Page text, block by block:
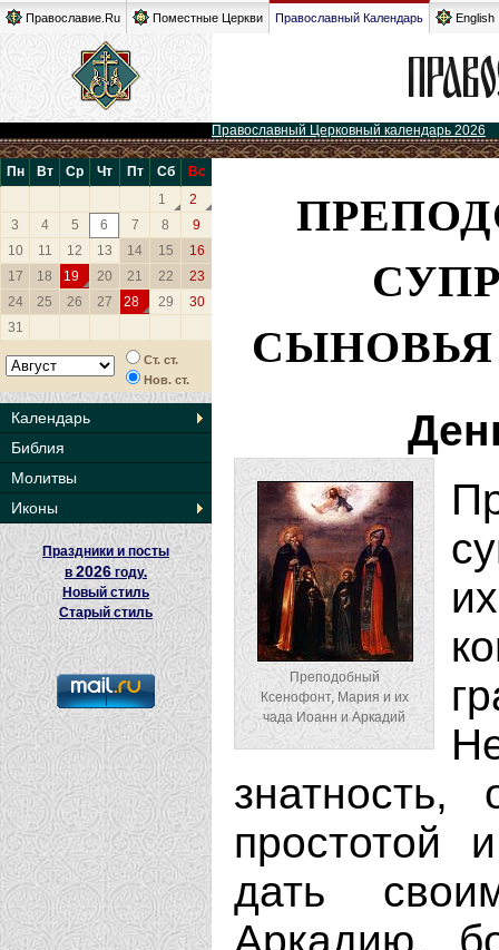
Православие.Ru Поместные Церкви Православный Календарь English
Православный Церковный календарь 2026
Пн Вт Ср Чт Пт Сб
Вс
1
2
3
4 5 6 7 8
9
10
11 12 13 14 15
16
17
18 19 20 21 22
23
24
25 26 27 28 29
30
31
Ст. ст.
Нов. ст.
Календарь
Библия
Молитвы
Иконы
Праздники и посты
в 2026 году.
Новый стиль
Старый стиль
Преподобный
Ксенофонт, Мария и их
чада Иоанн и Аркадий
знатность,
простотой
дать